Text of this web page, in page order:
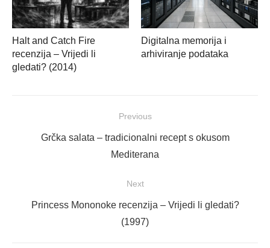
Halt and Catch Fire
recenzija – Vrijedi li
gledati? (2014)
Digitalna memorija i
arhiviranje podataka
objava
Previous
PreviousGrčka salata – tradicionalni recept s okusom
Mediterana
Next
NextPrincess Mononoke recenzija – Vrijedi li gledati?
(1997)